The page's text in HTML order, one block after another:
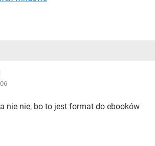
nie nie, bo to jest format do ebooków